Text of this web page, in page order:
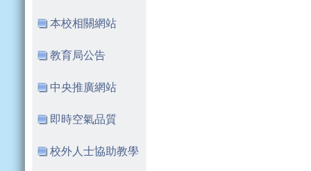
本校相關網站
教育局公告
中央推廣網站
即時空氣品質
校外人士協助教學